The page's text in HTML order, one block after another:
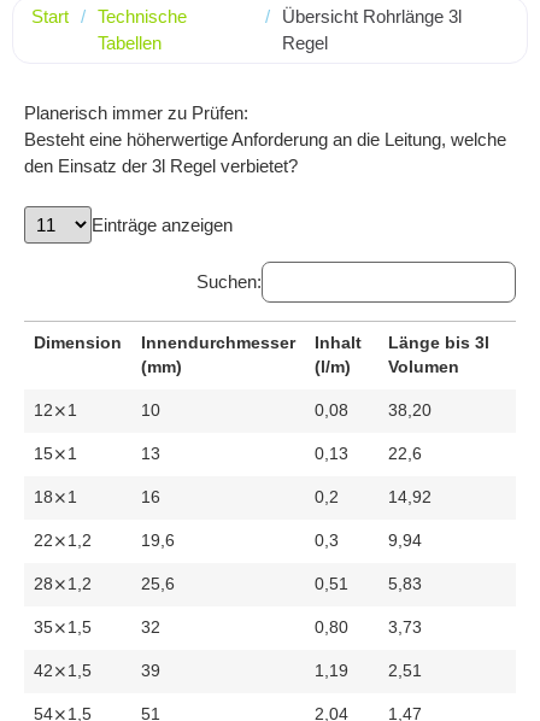
Start / Technische
Tabellen
/
Übersicht Rohrlänge 3l
Regel
Planerisch immer zu Prüfen:
Besteht eine höherwertige Anforderung an die Leitung, welche
den Einsatz der 3l Regel verbietet?
Einträge anzeigen
Suchen:
Dimension
Innendurchmesser
(mm)
Inhalt
(l/m)
Länge bis 3l
Volumen
12⨯1 10 0,08 38,20
15⨯1 13 0,13 22,6
18⨯1 16 0,2 14,92
22⨯1,2 19,6 0,3 9,94
28⨯1,2 25,6 0,51 5,83
35⨯1,5 32 0,80 3,73
42⨯1,5 39 1,19 2,51
54⨯1,5 51 2,04 1,47